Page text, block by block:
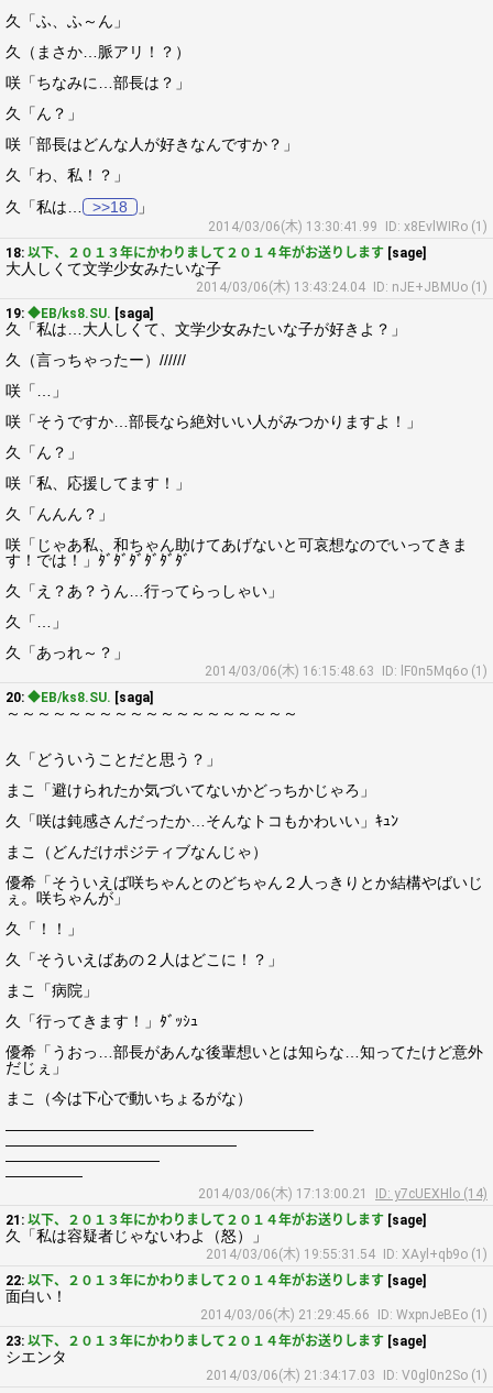
久「ふ、ふ～ん」
久（まさか…脈アリ！？）
咲「ちなみに…部長は？」
久「ん？」
咲「部長はどんな人が好きなんですか？」
久「わ、私！？」
久「私は…
>>18 」
2014/03/06(木) 13:30:41.99
ID: x8EvlWIRo (1)
18: 以下、２０１３年にかわりまして２０１４年がお送りします [sage]
大人しくて文学少女みたいな子
2014/03/06(木) 13:43:24.04
ID: nJE+JBMUo (1)
19: ◆EB/ks8.SU. [saga]
久「私は…大人しくて、文学少女みたいな子が好きよ？」
久（言っちゃったー）//////
咲「…」
咲「そうですか…部長なら絶対いい人がみつかりますよ！」
久「ん？」
咲「私、応援してます！」
久「んんん？」
咲「じゃあ私、和ちゃん助けてあげないと可哀想なのでいってきま
す！では！」ﾀﾞﾀﾞﾀﾞﾀﾞﾀﾞﾀﾞ
久「え？あ？うん…行ってらっしゃい」
久「…」
久「あっれ～？」
2014/03/06(木) 16:15:48.63
ID: lF0n5Mq6o (1)
20: ◆EB/ks8.SU. [saga]
～～～～～～～～～～～～～～～～～～～
久「どういうことだと思う？」
まこ「避けられたか気づいてないかどっちかじゃろ」
久「咲は鈍感さんだったか…そんなトコもかわいい」ｷｭﾝ
まこ（どんだけポジティブなんじゃ）
優希「そういえば咲ちゃんとのどちゃん２人っきりとか結構やばいじ
ぇ。咲ちゃんが」
久「！！」
久「そういえばあの２人はどこに！？」
まこ「病院」
久「行ってきます！」ﾀﾞｯｼｭ
優希「うおっ…部長があんな後輩想いとは知らな…知ってたけど意外
だじぇ」
まこ（今は下心で動いちょるがな）
――――――――――――――――――――
―――――――――――――――
――――――――――
―――――
2014/03/06(木) 17:13:00.21
ID: y7cUEXHlo (14)
21: 以下、２０１３年にかわりまして２０１４年がお送りします [sage]
久「私は容疑者じゃないわよ（怒）」
2014/03/06(木) 19:55:31.54
ID: XAyl+qb9o (1)
22: 以下、２０１３年にかわりまして２０１４年がお送りします [sage]
面白い！
2014/03/06(木) 21:29:45.66
ID: WxpnJeBEo (1)
23: 以下、２０１３年にかわりまして２０１４年がお送りします [sage]
シエンタ
2014/03/06(木) 21:34:17.03
ID: V0gl0n2So (1)